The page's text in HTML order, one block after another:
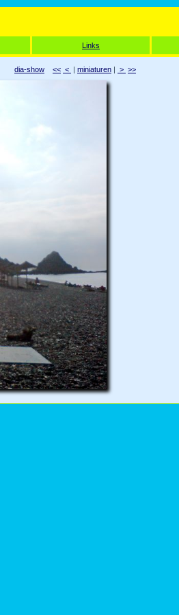
Links
dia-show << < | miniaturen | > >>